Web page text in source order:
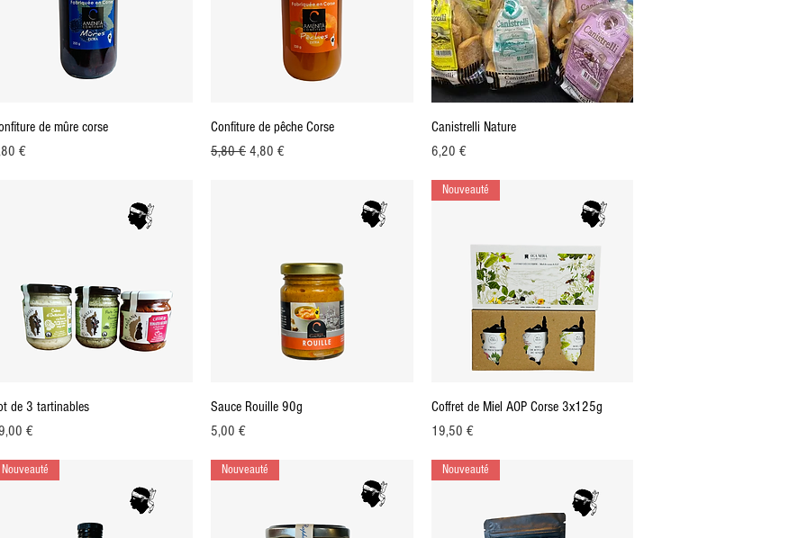
Aperçu rapide
de mûre corse
€
Aperçu rapide
Confiture de pêche Corse
Prix original
5,80 € Prix promotionnel
4,80 €
Aperçu rapide
Canistrelli Nature
Prix
6,20 €
Aperçu rapide
de 3 tartinables
€
Aperçu rapide
Sauce Rouille 90g
Prix
5,00 €
Aperçu rapide
Nouveauté
Coffret de Miel AOP Corse 3x125g
Prix
19,50 €
Nouveauté Nouveauté Nouveauté